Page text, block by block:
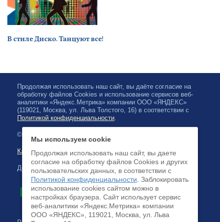
В стиле Диско. Танцуют все!
Продолжая использовать наш сайт, вы даёте согласие на
обработку файлов Cookies и использование сервисов веб-
аналитики «Яндекс.Метрика» компании ООО «ЯНДЕКС»
(119021, Москва, ул. Льва Толстого, 16) в соответствии с
Политикой конфиденциальности.
© 2026, Карельская Государственная филармония
Карта сайта
Доступна оплата банковскими картами
Мы используем cookie
Продолжая использовать наш сайт, вы даете
согласие на обработку файлов Cookies и других
пользовательских данных, в соответствии с
Политикой конфиденциальности . Заблокировать
использование cookies сайтом можно в
настройках браузера. Cайт использует сервис
веб-аналитики «Яндекс.Метрика» компании
ООО «ЯНДЕКС», 119021, Москва, ул. Льва